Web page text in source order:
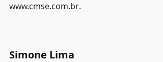
www.cmse.com.br.
Simone Lima